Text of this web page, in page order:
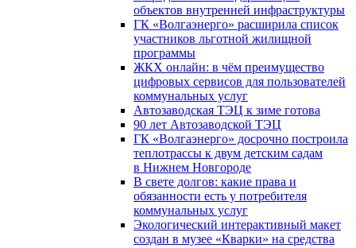
объектов внутренней инфраструктуры
ГК «Волгаэнерго» расширила список
участников льготной жилищной
программы
ЖКХ онлайн: в чём преимущество
цифровых сервисов для пользователей
коммунальных услуг
Автозаводская ТЭЦ к зиме готова
90 лет Автозаводской ТЭЦ
ГК «Волгаэнерго» досрочно построила
теплотрассы к двум детским садам
в Нижнем Новгороде
В свете долгов: какие права и
обязанности есть у потребителя
коммунальных услуг
Экологический интерактивный макет
создан в музее «Кварки» на средства